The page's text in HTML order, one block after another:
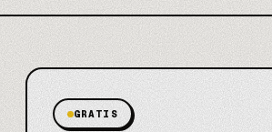
GRATIS